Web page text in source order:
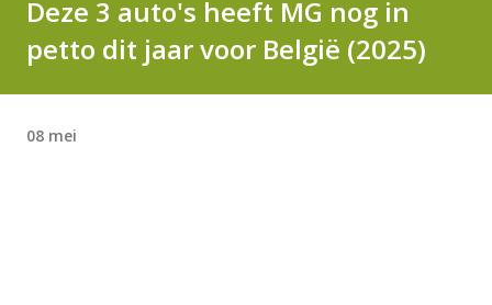
Deze 3 auto's heeft MG nog in
petto dit jaar voor België (2025)
08 mei